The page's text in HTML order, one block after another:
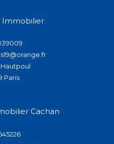
Immobilier
paris
Cachan